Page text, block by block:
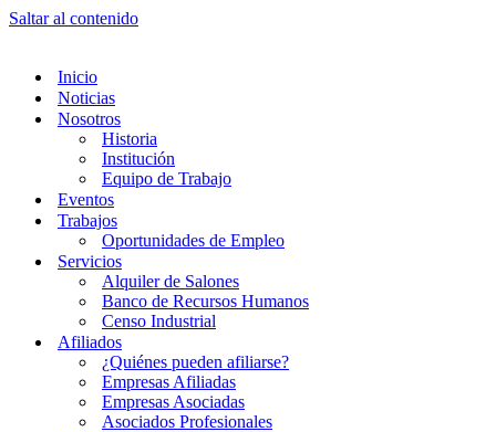
Saltar al contenido
Inicio
Noticias
Nosotros
Historia
Institución
Equipo de Trabajo
Eventos
Trabajos
Oportunidades de Empleo
Servicios
Alquiler de Salones
Banco de Recursos Humanos
Censo Industrial
Afiliados
¿Quiénes pueden afiliarse?
Empresas Afiliadas
Empresas Asociadas
Asociados Profesionales